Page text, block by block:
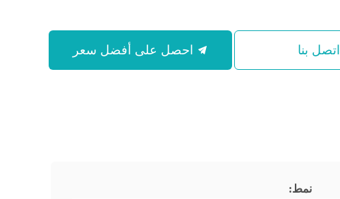
اتصل بنا
نمط: